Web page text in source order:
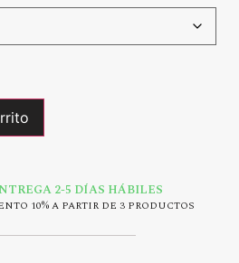
2-5 DÍAS HÁBILES
10% A PARTIR DE 3 PRODUCTOS